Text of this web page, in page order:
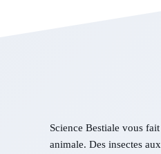
Science Bestiale vous
animale. Des insectes